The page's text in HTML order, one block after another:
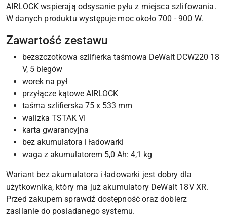
AIRLOCK wspierają odsysanie pyłu z miejsca szlifowania.
W danych produktu występuje moc około 700 - 900 W.
Zawartość zestawu
bezszczotkowa szlifierka taśmowa DeWalt DCW220 18
V, 5 biegów
worek na pył
przyłącze kątowe AIRLOCK
taśma szlifierska 75 x 533 mm
walizka TSTAK VI
karta gwarancyjna
bez akumulatora i ładowarki
waga z akumulatorem 5,0 Ah: 4,1 kg
Wariant bez akumulatora i ładowarki jest dobry dla
użytkownika, który ma już akumulatory DeWalt 18V XR.
Przed zakupem sprawdź dostępność oraz dobierz
zasilanie do posiadanego systemu.